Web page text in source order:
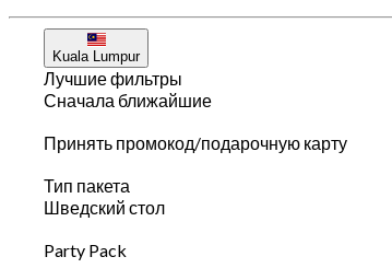
Kuala Lumpur
Лучшие фильтры
Сначала ближайшие
Принять промокод/подарочную карту
Тип пакета
Шведский стол
Party Pack